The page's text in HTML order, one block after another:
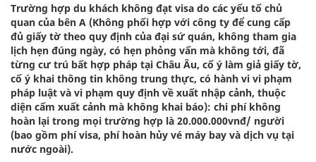
Trường hợp du khách không đạt visa do các yếu tố chủ
quan của bên A (Không phối hợp với công ty để cung cấp
đủ giấy tờ theo quy định của đại sứ quán, không tham gia
lịch hẹn đúng ngày, có hẹn phỏng vấn mà không tới, đã
từng cư trú bất hợp pháp tại Châu Âu, cố ý làm giả giấy tờ,
cố ý khai thông tin không trung thực, có hành vi vi phạm
pháp luật và vi phạm quy định về xuất nhập cảnh, thuộc
diện cấm xuất cảnh mà không khai báo): chi phí không
hoàn lại trong mọi trường hợp là 20.000.000vnđ/ người
(bao gồm phí visa, phí hoàn hủy vé máy bay và dịch vụ tại
nước ngoài).